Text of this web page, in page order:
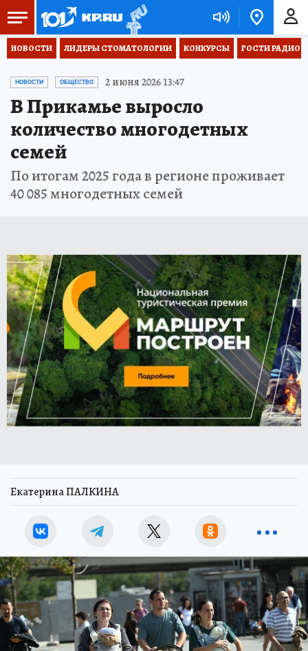
НОВОСТИ ЛИДЕРЫ СТОМАТОЛОГИИ КОНКУРСЫ ГОСТИ РАДИО
НОВОСТИ ОБЩЕСТВО 2 июня 2026 13:47
В Прикамье выросло
количество многодетных
семей
По итогам 2025 года в регионе проживает
40 085 многодетных семей
Екатерина ПАЛКИНА